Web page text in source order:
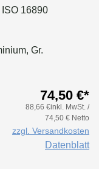
ISO 16890
Gr.
74,50 €*
88,66 €inkl. MwSt. /
74,50 € Netto
zzgl. Versandkosten
Datenblatt